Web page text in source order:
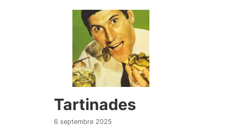
Tartinades
6 septembre 2025